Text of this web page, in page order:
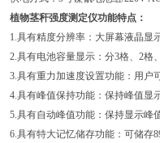
植物茎秆强度测定仪功能特点：
1.具有精度分辨率：大屏幕液晶显
2.具有电池容量显示：分3格、2格
3.具有重力加速度设置功能：用户
4.具有峰值保持功能：保持峰值显
5.具有自动峰值功能：保持显示峰
6.具有特大记忆储存功能：可储存